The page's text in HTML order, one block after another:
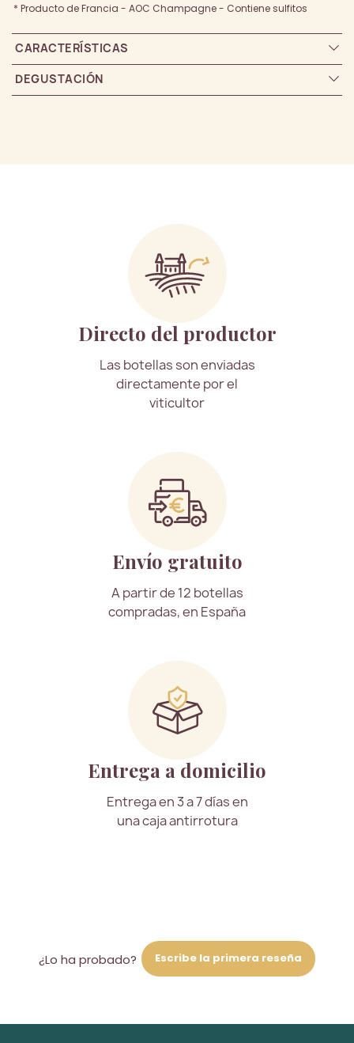
* Producto de Francia - AOC Champagne - Contiene sulfitos
CARACTERÍSTICAS
DEGUSTACIÓN
Directo del productor
Las botellas son enviadas
directamente por el
viticultor
Envío gratuito
A partir de 12 botellas
compradas, en España
Entrega a domicilio
Entrega en 3 a 7 días en
una caja antirrotura
¿Lo ha probado? Escribe la primera reseña